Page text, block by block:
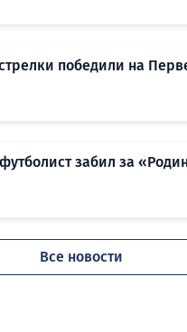
победили на
забил за
Все новости